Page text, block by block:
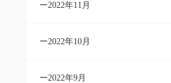
2022年11月
2022年10月
2022年9月